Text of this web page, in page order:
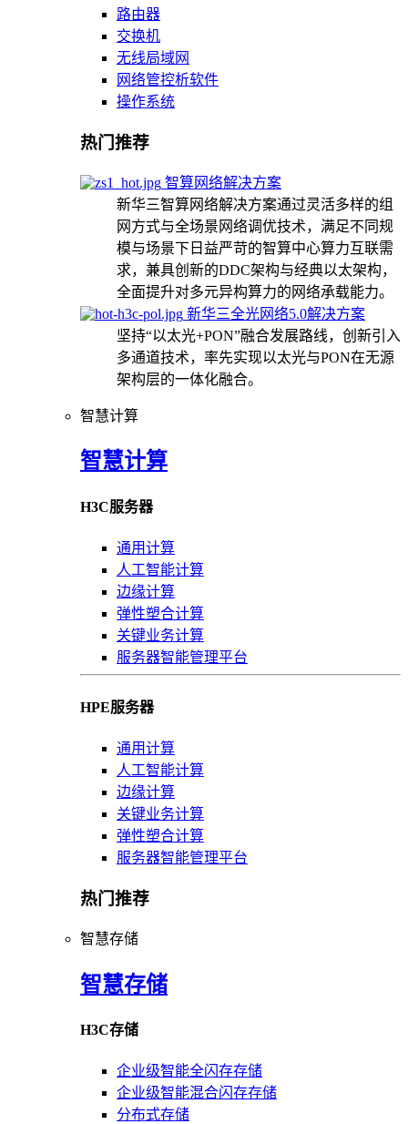
路由器
交换机
无线局域网
网络管控析软件
操作系统
热门推荐
智算网络解决方案
新华三智算网络解决方案通过灵活多样的组
网方式与全场景网络调优技术，满足不同规
模与场景下日益严苛的智算中心算力互联需
求，兼具创新的DDC架构与经典以太架构，
全面提升对多元异构算力的网络承载能力。
新华三全光网络5.0解决方案
坚持“以太光+PON”融合发展路线，创新引入
多通道技术，率先实现以太光与PON在无源
架构层的一体化融合。
智慧计算
智慧计算
H3C服务器
通用计算
人工智能计算
边缘计算
弹性塑合计算
关键业务计算
服务器智能管理平台
HPE服务器
通用计算
人工智能计算
边缘计算
关键业务计算
弹性塑合计算
服务器智能管理平台
热门推荐
智慧存储
智慧存储
H3C存储
企业级智能全闪存存储
企业级智能混合闪存存储
分布式存储